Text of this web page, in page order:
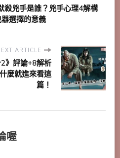
殺兇手是誰？兇手心理4解構
選擇的意義
ARTICLE
》評論+8解析
麼就進來看這
篇！
喔